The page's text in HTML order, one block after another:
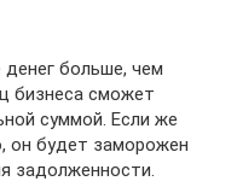
денег больше, чем
бизнеса сможет
суммой. Если же
он будет заморожен
задолженности.